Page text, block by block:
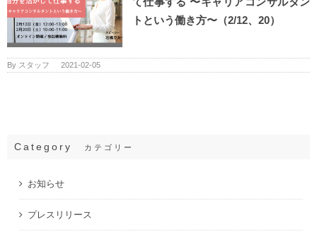
トという働き方〜（2/12、20）
By スタッフ 2021-02-05
Category カテゴリー
お知らせ
プレスリリース